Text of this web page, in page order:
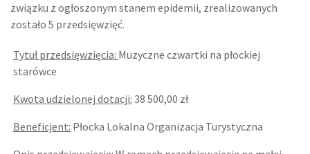
związku z ogłoszonym stanem epidemii, zrealizowanych
zostało 5 przedsięwzięć.
Tytuł przedsięwzięcia: Muzyczne czwartki na płockiej
starówce
Kwota udzielonej dotacji: 38 500,00 zł
Beneficjent: Płocka Lokalna Organizacja Turystyczna